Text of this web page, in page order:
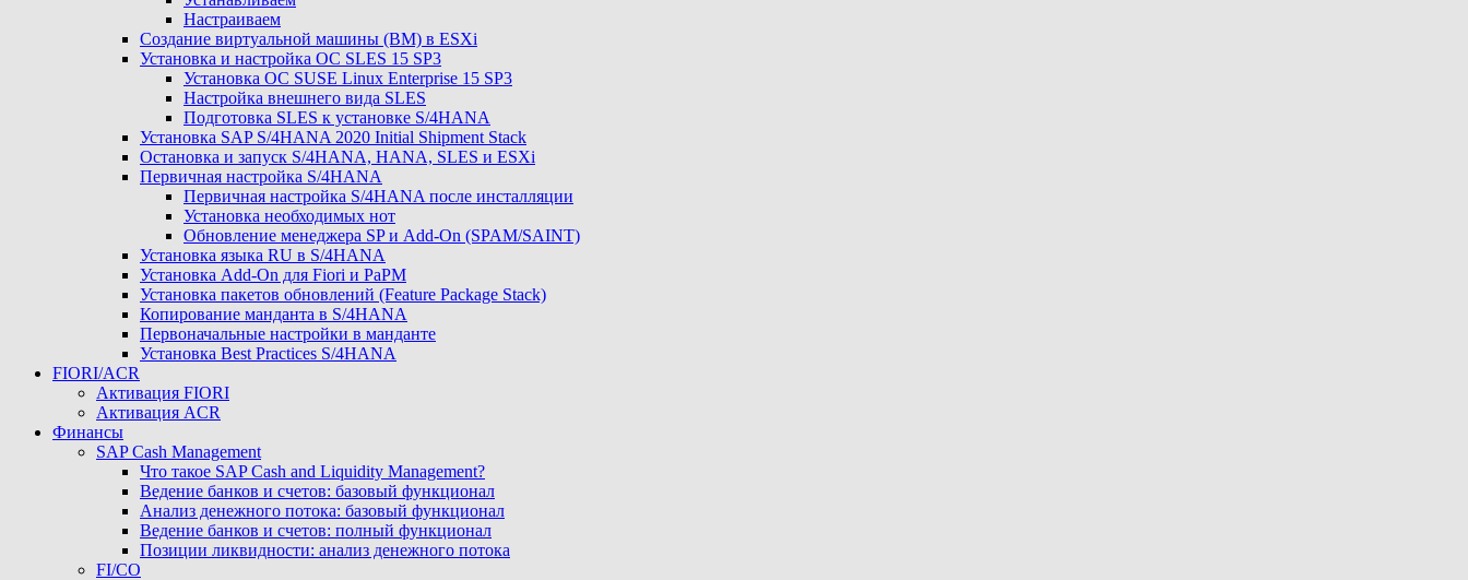
Настраиваем
Создание виртуальной машины (ВМ) в ESXi
Установка и настройка ОС SLES 15 SP3
Установка ОС SUSE Linux Enterprise 15 SP3
Настройка внешнего вида SLES
Подготовка SLES к установке S/4HANA
Установка SAP S/4HANA 2020 Initial Shipment Stack
Остановка и запуск S/4HANA, HANA, SLES и ESXi
Первичная настройка S/4HANA
Первичная настройка S/4HANA после инсталляции
Установка необходимых нот
Обновление менеджера SP и Add-On (SPAM/SAINT)
Установка языка RU в S/4HANA
Установка Add-On для Fiori и PaPM
Установка пакетов обновлений (Feature Package Stack)
Копирование манданта в S/4HANA
Первоначальные настройки в манданте
Установка Best Practices S/4HANA
FIORI/ACR
Активация FIORI
Активация ACR
Финансы
SAP Cash Management
Что такое SAP Cash and Liquidity Management?
Ведение банков и счетов: базовый функционал
Анализ денежного потока: базовый функционал
Ведение банков и счетов: полный функционал
Позиции ликвидности: анализ денежного потока
FI/CO